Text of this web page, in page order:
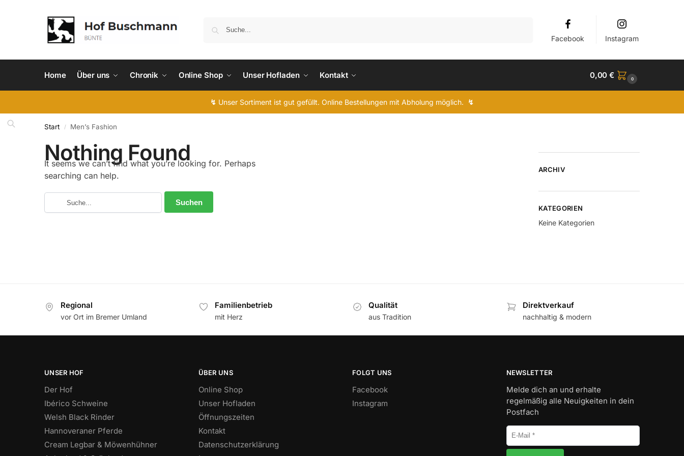
Facebook Instagram
Home Über uns Chronik Online Shop Unser Hofladen Kontakt 0,00€ 0
↯ Unser Sortiment ist gut gefüllt. Online Bestellungen mit Abholung möglich. ↯
Start / Men’s Fashion
Nothing Found
It seems we can’t find what you’re looking for. Perhaps
searching can help.
ARCHIV
KATEGORIEN
Keine Kategorien
Regional
vor Ort im Bremer Umland
Familienbetrieb
mit Herz
Qualität
aus Tradition
Direktverkauf
nachhaltig & modern
UNSER HOF
Der Hof
Ibérico Schweine
Welsh Black Rinder
Hannoveraner Pferde
Cream Legbar & Möwenhühner
ÜBER UNS
Online Shop
Unser Hofladen
Öffnungszeiten
Kontakt
Datenschutzerklärung
FOLGT UNS
Facebook
Instagram
NEWSLETTER
Melde dich an und erhalte
regelmäßig alle Neuigkeiten in dein
Postfach